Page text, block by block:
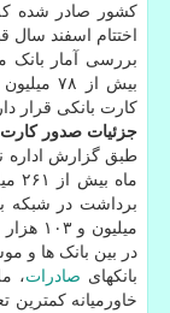
کشور صادر شده
اختتام اسفند سال
بررسی آمار بانک
بیش از
کارت بانکی قرار
جزئیات صدور کارت
طبق گزارش اداره
در بین بانک ها و
بانکهای صادرات،
خاورمیانه